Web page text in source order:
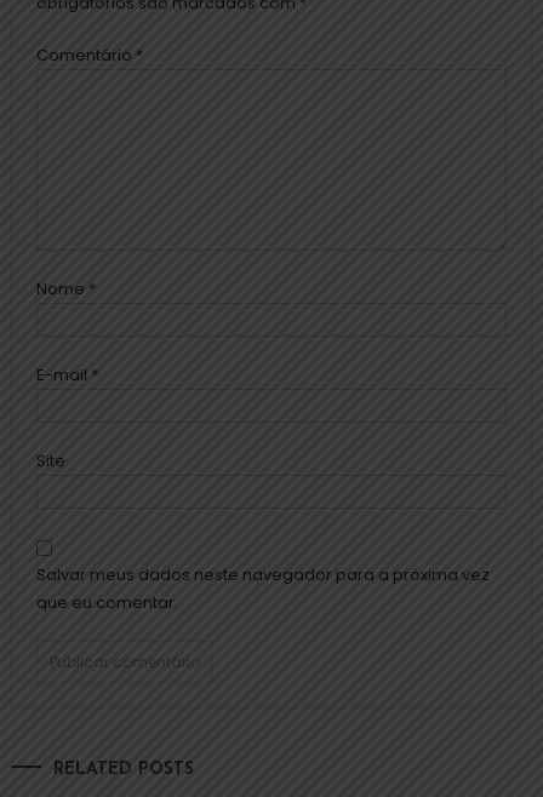
Comentário *
Nome *
E-mail *
Site
Salvar meus dados neste navegador para a próxima vez
que eu comentar.
RELATED POSTS